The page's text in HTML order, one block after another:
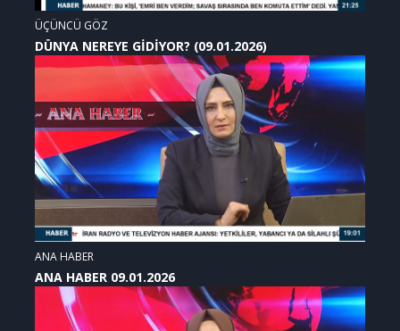
ÜÇÜNCÜ GÖZ
DÜNYA NEREYE GİDİYOR? (09.01.2026)
ANA HABER
ANA HABER 09.01.2026